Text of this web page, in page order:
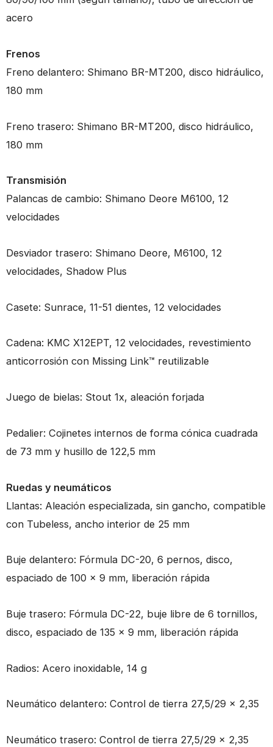
acero
Frenos
Freno delantero: Shimano BR-MT200, disco hidráulico,
180 mm
Freno trasero: Shimano BR-MT200, disco hidráulico,
180 mm
Transmisión
Palancas de cambio: Shimano Deore M6100, 12
velocidades
Desviador trasero: Shimano Deore, M6100, 12
velocidades, Shadow Plus
Casete: Sunrace, 11-51 dientes, 12 velocidades
Cadena: KMC X12EPT, 12 velocidades, revestimiento
anticorrosión con Missing Link™ reutilizable
Juego de bielas: Stout 1x, aleación forjada
Pedalier: Cojinetes internos de forma cónica cuadrada
de 73 mm y husillo de 122,5 mm
Ruedas y neumáticos
Llantas: Aleación especializada, sin gancho, compatible
con Tubeless, ancho interior de 25 mm
Buje delantero: Fórmula DC-20, 6 pernos, disco,
espaciado de 100 x 9 mm, liberación rápida
Buje trasero: Fórmula DC-22, buje libre de 6 tornillos,
disco, espaciado de 135 x 9 mm, liberación rápida
Radios: Acero inoxidable, 14 g
Neumático delantero: Control de tierra 27,5/29 x 2,35
Neumático trasero: Control de tierra 27,5/29 x 2,35